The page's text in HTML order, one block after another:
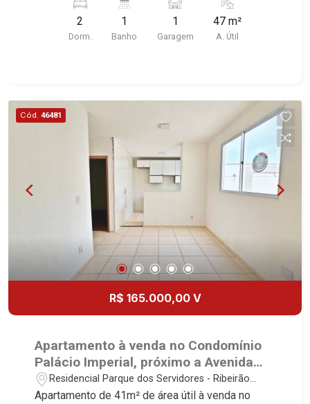
imóvel que a Martinelli Imobiliária selecionou
para você: - 47m² de área útil - 2 dormitórios com
armários - Banheiro social - Sala 2 ambientes -
Fiúsa, 1051 - Alto da Boa Vista | Ribeirão Preto.
2
Dorm.
1
Banho
1
Garagem
47 m²
A. Útil
Cód. 46481
R$ 165.000,00 V
Apartamento à venda no Condomínio
Palácio Imperial, próximo a Avenida
Henri Nestlé - Ribeirão Preto/SP.
Residencial Parque dos Servidores - Ribeirão
Preto/SP
Apartamento de 41m² de área útil à venda no